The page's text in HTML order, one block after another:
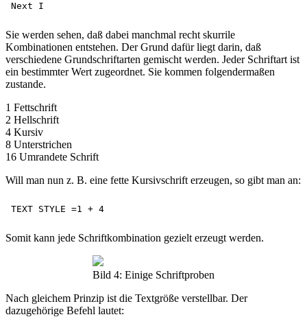
Sie werden sehen, daß dabei manchmal recht skurrile
Kombinationen entstehen. Der Grund dafür liegt darin, daß
verschiedene Grundschriftarten gemischt werden. Jeder Schriftart ist
ein bestimmter Wert zugeordnet. Sie kommen folgendermaßen
zustande.
1 Fettschrift
2 Hellschrift
4 Kursiv
8 Unterstrichen
16 Umrandete Schrift
Will man nun z. B. eine fette Kursivschrift erzeugen, so gibt man an:
Somit kann jede Schriftkombination gezielt erzeugt werden.
Bild 4: Einige Schriftproben
Nach gleichem Prinzip ist die Textgröße verstellbar. Der
dazugehörige Befehl lautet: